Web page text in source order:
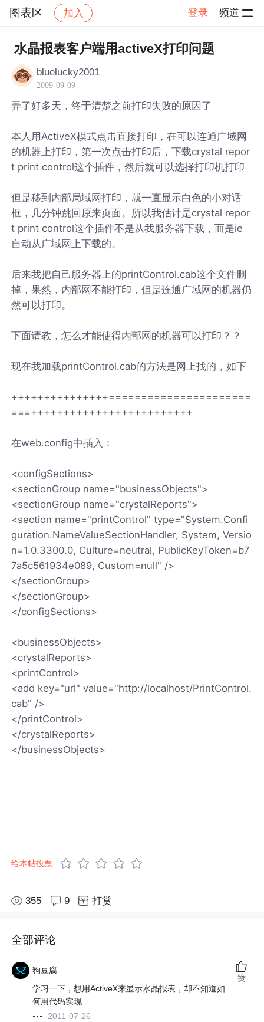
图表区 加入 登录 频道
社区 图表区 帖子详情
水晶报表客户端用activeX打印问题
bluelucky2001
2009-09-09
弄了好多天，终于清楚之前打印失败的原因了
本人用ActiveX模式点击直接打印，在可以连通广域网
的机器上打印，第一次点击打印后，下载crystal repor
t print control这个插件，然后就可以选择打印机打印
但是移到内部局域网打印，就一直显示白色的小对话
框，几分钟跳回原来页面。所以我估计是crystal repor
t print control这个插件不是从我服务器下载，而是ie
自动从广域网上下载的。
后来我把自己服务器上的printControl.cab这个文件删
掉，果然，内部网不能打印，但是连通广域网的机器仍
然可以打印。
下面请教，怎么才能使得内部网的机器可以打印？？
现在我加载printControl.cab的方法是网上找的，如下
+++++++++++++++======================
===+++++++++++++++++++++++++
在web.config中插入：
<configSections>
<sectionGroup name="businessObjects">
<sectionGroup name="crystalReports">
<section name="printControl" type="System.Confi
guration.NameValueSectionHandler, System, Versio
n=1.0.3300.0, Culture=neutral, PublicKeyToken=b7
7a5c561934e089, Custom=null" />
</sectionGroup>
</sectionGroup>
</configSections>
<businessObjects>
<crystalReports>
<printControl>
<add key="url" value="http://localhost/PrintControl.
cab" />
</printControl>
</crystalReports>
</businessObjects>
给本帖投票
355 9 打赏
全部评论
狗豆腐
学习一下，想用ActiveX来显示水晶报表，却不知道如
何用代码实现
2011-07-26
赞